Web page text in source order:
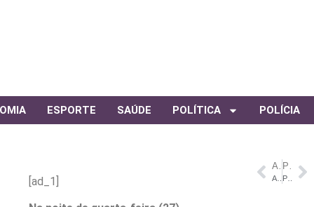
ESPORTE SAÚDE POLÍTICA POLÍCIA
[ad_1]
ANTERIOR
Amazonas reduz desmatamento em 14,6% em 2025, aponta relatório do MapBiomas
PRÓXIMO